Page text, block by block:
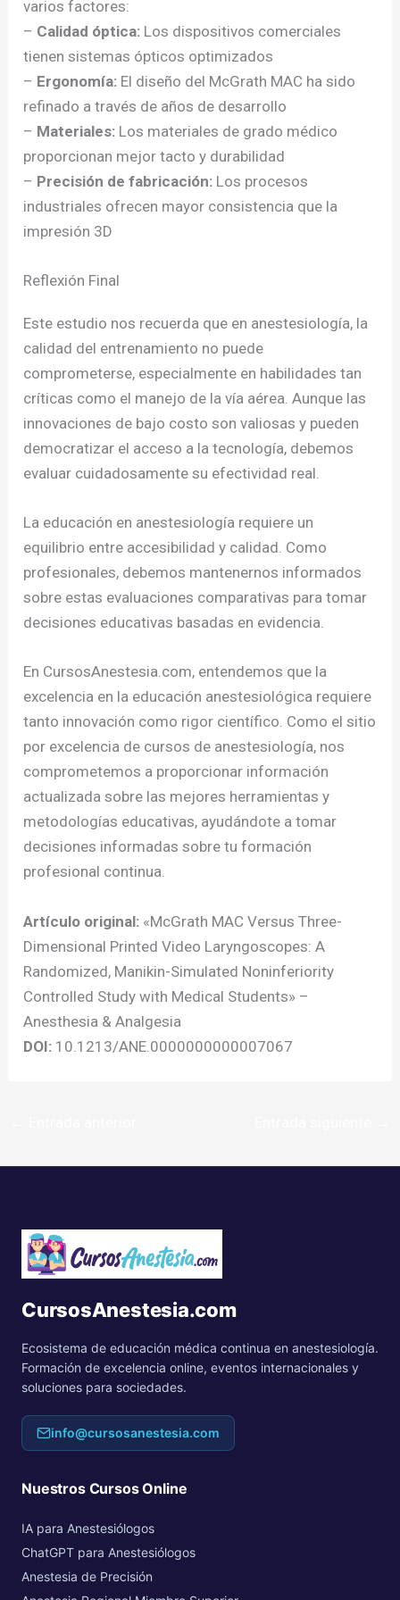
varios factores:
– Calidad óptica: Los dispositivos comerciales
tienen sistemas ópticos optimizados
– Ergonomía: El diseño del McGrath MAC ha sido
refinado a través de años de desarrollo
– Materiales: Los materiales de grado médico
proporcionan mejor tacto y durabilidad
– Precisión de fabricación: Los procesos
industriales ofrecen mayor consistencia que la
impresión 3D
Reflexión Final
Este estudio nos recuerda que en anestesiología, la
calidad del entrenamiento no puede
comprometerse, especialmente en habilidades tan
críticas como el manejo de la vía aérea. Aunque las
innovaciones de bajo costo son valiosas y pueden
democratizar el acceso a la tecnología, debemos
evaluar cuidadosamente su efectividad real.
La educación en anestesiología requiere un
equilibrio entre accesibilidad y calidad. Como
profesionales, debemos mantenernos informados
sobre estas evaluaciones comparativas para tomar
decisiones educativas basadas en evidencia.
En CursosAnestesia.com, entendemos que la
excelencia en la educación anestesiológica requiere
tanto innovación como rigor científico. Como el sitio
por excelencia de cursos de anestesiología, nos
comprometemos a proporcionar información
actualizada sobre las mejores herramientas y
metodologías educativas, ayudándote a tomar
decisiones informadas sobre tu formación
profesional continua.
Artículo original: «McGrath MAC Versus Three-
Dimensional Printed Video Laryngoscopes: A
Randomized, Manikin-Simulated Noninferiority
Controlled Study with Medical Students» –
Anesthesia & Analgesia
DOI: 10.1213/ANE.0000000000007067
CursosAnestesia.com
Ecosistema de educación médica continua en anestesiología.
Formación de excelencia online, eventos internacionales y
soluciones para sociedades.
info@cursosanestesia.com
Nuestros Cursos Online
IA para Anestesiólogos
ChatGPT para Anestesiólogos
Anestesia de Precisión